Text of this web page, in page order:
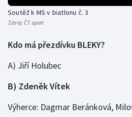
Golf
Gymnastika
Házená
Soutěž k MS v biatlonu č. 3
Zdroj: ČT sport
Kdo má přezdívku BLEKY?
A) Jiří Holubec
B) Zdeněk Vítek
Výherce: Dagmar Beránková,